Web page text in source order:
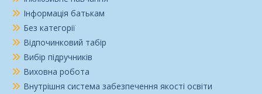
Інформація батькам
Без категорії
Відпочинковий табір
Вибір підручників
Виховна робота
Внутрішня система забезпечення якості освіти